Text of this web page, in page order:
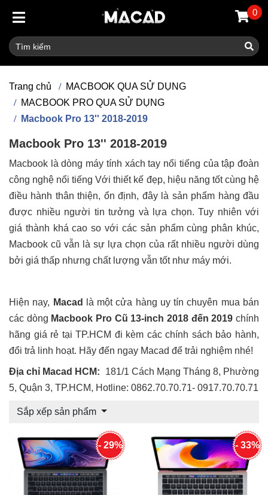
0
Trang chủ
MACBOOK QUA SỬ DỤNG
MACBOOK PRO QUA SỬ DỤNG
Macbook Pro 13'' 2018-2019
Macbook Pro 13'' 2018-2019
Macbook là dòng máy tính xách tay nổi tiếng của tập đoàn
công nghệ nổi tiếng Với thiết kế đẹp, hiệu năng tốt cùng hệ
điều hành thân thiện, ổn định, đây là sản phẩm hàng đầu
được nhiều người tin tưởng và lựa chọn. Tuy nhiên với
giá thành khá cao so với các sản phẩm cùng phân khúc,
Macbook cũ vẫn là sự lựa chọn của rất nhiều người dùng
bởi giá thấp nhưng chất lượng vẫn tốt như máy mới.
Hiện nay, Macad
là một cửa hàng uy tín chuyên mua bán
các dòng Macbook Pro Cũ 13-inch 2018 đến 2019 chính
hãng giá rẻ tại TP.HCM đi kèm các chính sách bảo hành,
đổi trả linh hoạt. Hãy đến ngay Macad để trải nghiệm nhé!
Địa chỉ Macad HCM: 181/1 Cách Mạng Tháng 8, Phường
5, Quận 3, TP.HCM, Hotline: 0862.70.70.71- 0917.70.70.71
Sắp xếp sản phẩm
- 29% - 33%